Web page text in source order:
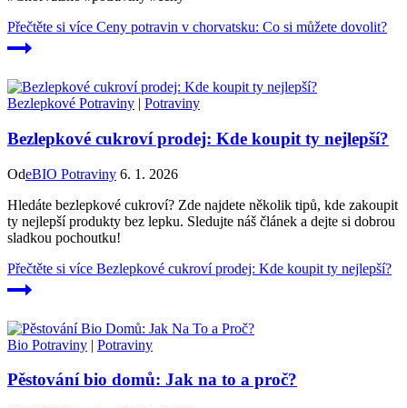
Přečtěte si více Ceny potravin v chorvatsku: Co si můžete dovolit?
Bezlepkové Potraviny | Potraviny
Bezlepkové cukroví prodej: Kde koupit ty nejlepší?
OdeBIO Potraviny 6. 1. 2026
Hledáte bezlepkové cukroví? Zde najdete několik tipů, kde zakoupit
ty nejlepší produkty bez lepku. Sledujte náš článek a dejte si dobrou
sladkou pochoutku!
Přečtěte si více Bezlepkové cukroví prodej: Kde koupit ty nejlepší?
Bio Potraviny | Potraviny
Pěstování bio domů: Jak na to a proč?